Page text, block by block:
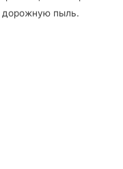
дорожную пыль.